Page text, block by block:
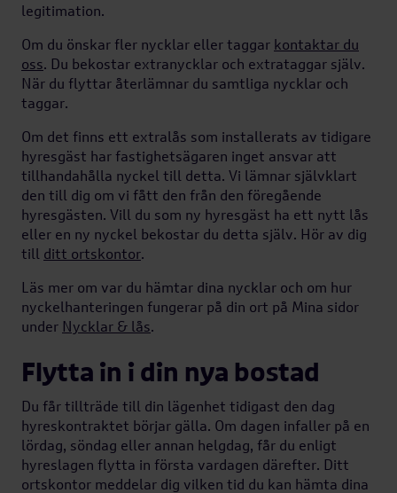
legitimation.
Om du önskar fler nycklar eller taggar kontaktar du
oss. Du bekostar extranycklar och extrataggar själv.
När du flyttar återlämnar du samtliga nycklar och
taggar.
Om det finns ett extralås som installerats av tidigare
hyresgäst har fastighetsägaren inget ansvar att
tillhandahålla nyckel till detta. Vi lämnar självklart
den till dig om vi fått den från den föregående
hyresgästen. Vill du som ny hyresgäst ha ett nytt lås
eller en ny nyckel bekostar du detta själv. Hör av dig
till ditt ortskontor.
Läs mer om var du hämtar dina nycklar och om hur
nyckelhanteringen fungerar på din ort på Mina sidor
under Nycklar & lås.
Flytta in i din nya bostad
Du får tillträde till din lägenhet tidigast den dag
hyreskontraktet börjar gälla. Om dagen infaller på en
lördag, söndag eller annan helgdag, får du enligt
hyreslagen flytta in första vardagen därefter. Ditt
ortskontor meddelar dig vilken tid du kan hämta dina